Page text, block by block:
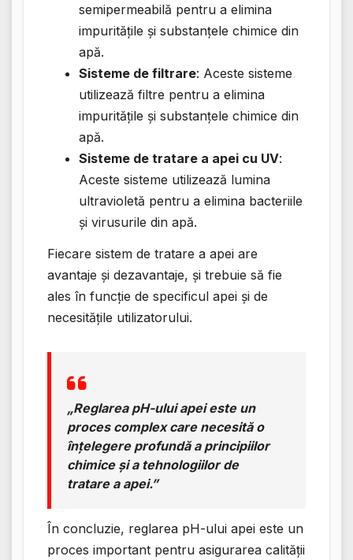
semipermeabilă pentru a elimina
impuritățile și substanțele chimice din
apă.
Sisteme de filtrare: Aceste sisteme
utilizează filtre pentru a elimina
impuritățile și substanțele chimice din
apă.
Sisteme de tratare a apei cu UV:
Aceste sisteme utilizează lumina
ultravioletă pentru a elimina bacteriile
și virusurile din apă.
Fiecare sistem de tratare a apei are
avantaje și dezavantaje, și trebuie să fie
ales în funcție de specificul apei și de
necesitățile utilizatorului.
„Reglarea pH-ului apei este un
proces complex care necesită o
înțelegere profundă a principiilor
chimice și a tehnologiilor de
tratare a apei.”
În concluzie, reglarea pH-ului apei este un
proces important pentru asigurarea calității